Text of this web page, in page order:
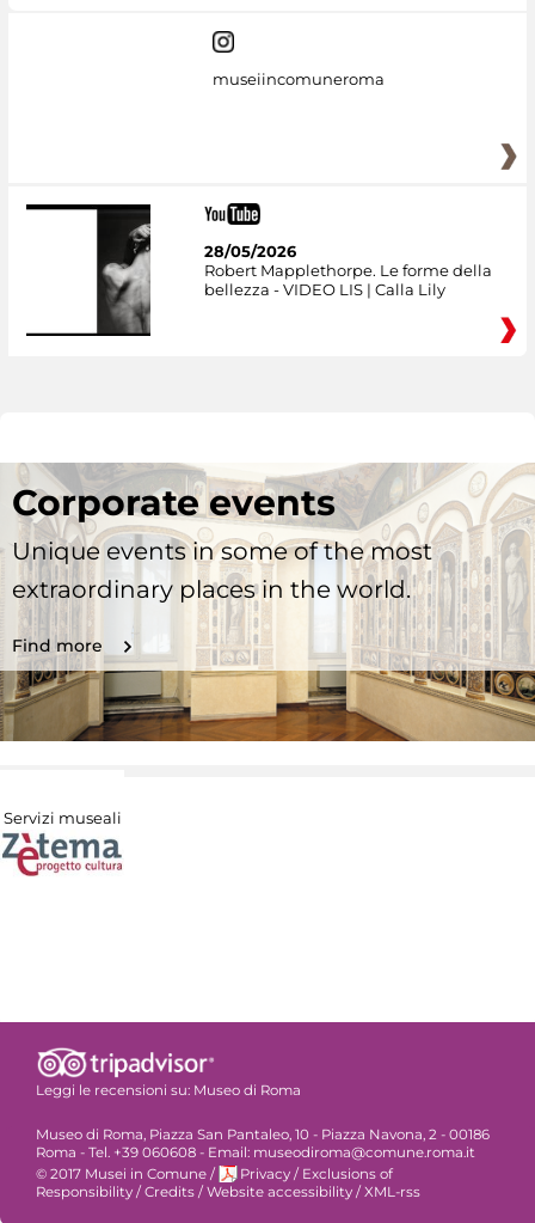
museiincomuneroma
28/05/2026
Robert Mapplethorpe. Le forme della
bellezza - VIDEO LIS | Calla Lily
Corporate events
Unique events in some of the most
extraordinary places in the world.
Find more
Servizi museali
Leggi le recensioni su: Museo di Roma
Museo di Roma, Piazza San Pantaleo, 10 - Piazza Navona, 2 - 00186
Roma - Tel. +39 060608 - Email: museodiroma@comune.roma.it
© 2017 Musei in Comune / Privacy / Exclusions of
Responsibility / Credits / Website accessibility / XML-rss